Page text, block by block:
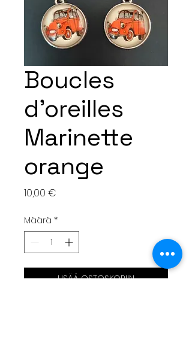
Boucles
d'oreilles
Marinette
orange
10,00 €
Määrä *
LISÄÄ OSTOSKORIIN